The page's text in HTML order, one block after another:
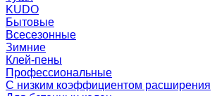
KUDO
Бытовые
Всесезонные
Зимние
Клей-пены
Профессиональные
С низким коэффициентом расширения